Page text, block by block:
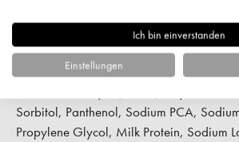
aufpolsternd,
straffend,glättend,
Sorbitol, Panthenol, Sodium PCA,
Propylene Glycol, Milk Protein, Sodium
Ich bin einverstanden
Einstellungen